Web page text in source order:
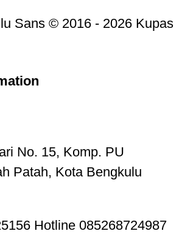
Sans © 2016 - 2026 Kupas
No. 15, Komp. PU
Patah, Kota Bengkulu
Hotline 085268724987